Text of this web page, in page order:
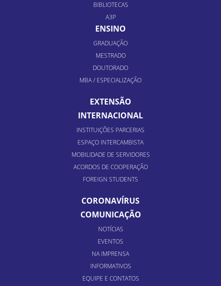
BIBLIOTECAS
A3P
ENSINO
GRADUAÇÃO
MESTRADO
DOUTORADO
MBA / ESPECIALIZAÇÃO
EXTENSÃO
INTERNACIONAL
INSTITUIÇÕES PARCERIAS
ESPAÇO INTERCAMBISTA
MOBILIDADE DE SERVIDORES
ACORDOS DE COOPERAÇÃO
FOREIGN STUDENTS
CORONAVÍRUS
COMUNICAÇÃO
NOTÍCIAS
EVENTOS
NA IMPRENSA
INFORMATIVOS
EQUIPE E CONTATOS